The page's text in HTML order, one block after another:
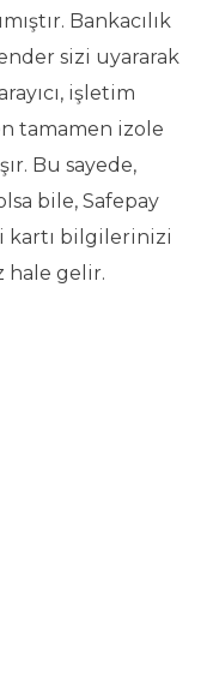
Bankacılık
sizi uyararak
işletim
tamamen izole
Bu sayede,
bile, Safepay
kartı bilgilerinizi
hale gelir.